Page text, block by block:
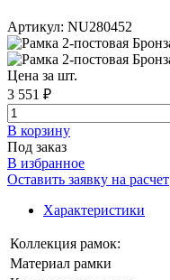
Артикул: NU280452
Цена за шт.
3 551 ₽
В корзинy
Под заказ
В избранное
Оставить заявку на расчет
Характеристики
Коллекция рамок:
Материал рамки